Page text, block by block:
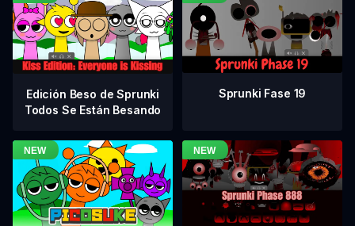
Edición Beso de Sprunki
Todos Se Están Besando
Sprunki Fase 19